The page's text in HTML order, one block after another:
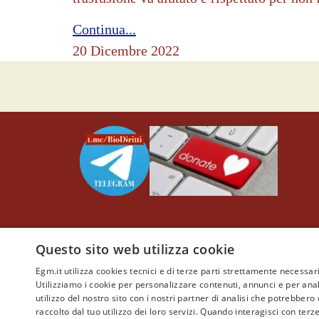
Continua...
20 Dicembre 2022
Il Comitato Etico della REDAZIONE, coordinato dal
Informazioni e divulgazione Scientifica libera da conflitti
citare espressamente la fonte:
www.egm.it no profit b y
Questo sito web utilizza cookie
Egm.it utilizza cookies tecnici e di terze parti strettamente
Utilizziamo i cookie per personalizzare contenuti, annunci e per
utilizzo del nostro sito con i nostri partner di analisi che
raccolto dal tuo utilizzo dei loro servizi. Quando interagisci con